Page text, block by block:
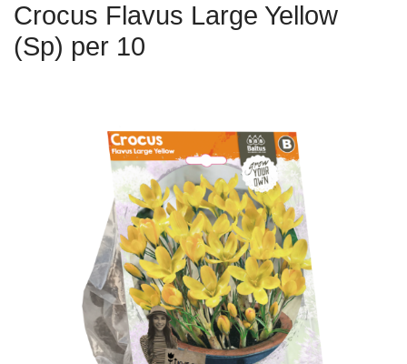
Crocus Flavus Large Yellow
(Sp) per 10